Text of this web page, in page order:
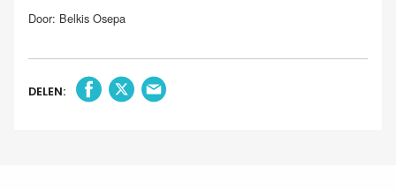
Door: Belkis Osepa
DELEN: